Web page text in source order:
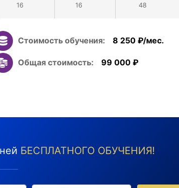
16 16 48
Стоимость обучения: 8 250
Общая стоимость: 99 000
БЕСПЛАТНОГО ОБУЧЕНИЯ!